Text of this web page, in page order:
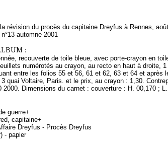
révision du procès du capitaine Dreyfus à Rennes,
automne 2001
:
recouverte de toile bleue, avec porte-crayon en
numérotés au crayon, au recto en haut à droite,
entre les folios 55 et 56, 61 et 62, 63 et 64 et après
quai Voltaire, Paris. et le prix, au crayon : 1,30.
2000. Dimensions du carnet : couverture : H. 00,170 ;
guerre+
capitaine+
Dreyfus - Procès Dreyfus
- papier